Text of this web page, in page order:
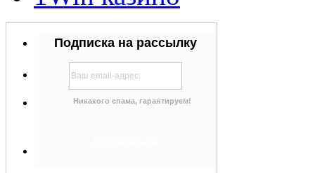
Подписка на рассылку
Никакого спама, гарантируем!